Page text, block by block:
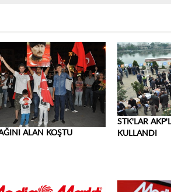
ALAN KOŞTU
STK'LAR
KULLANDI